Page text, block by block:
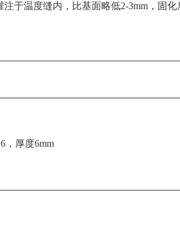
注于温度缝内，比基面略低2-3mm，固
，厚度6mm